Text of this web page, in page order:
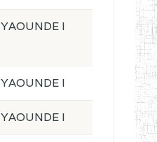
YAOUNDE I
YAOUNDE I
YAOUNDE I